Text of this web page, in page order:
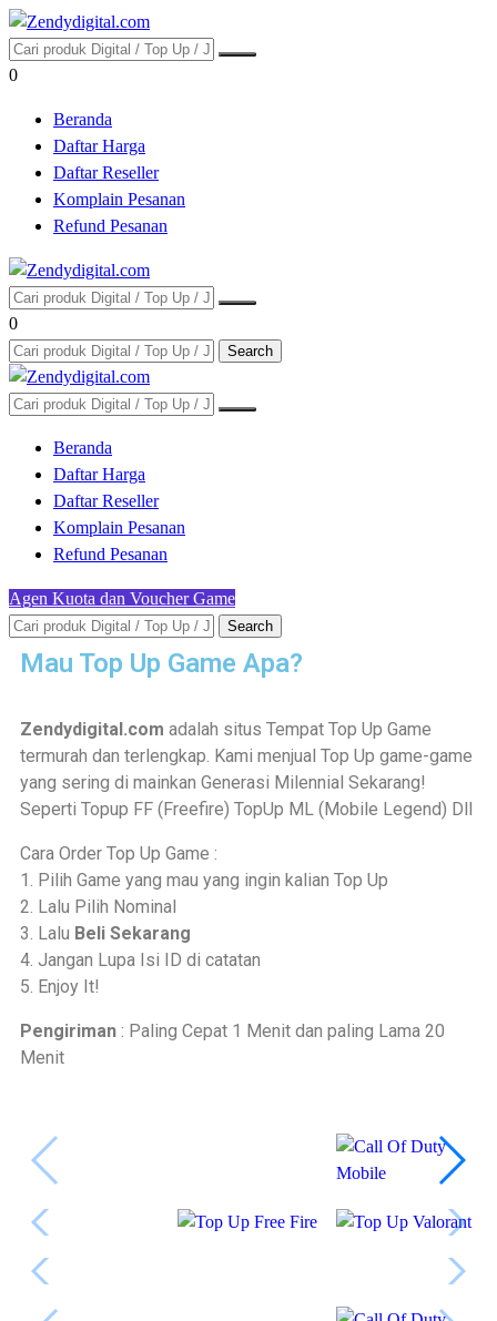
0
Beranda
Daftar Harga
Daftar Reseller
Komplain Pesanan
Refund Pesanan
0
Search
Beranda
Daftar Harga
Daftar Reseller
Komplain Pesanan
Refund Pesanan
Agen Kuota dan Voucher Game
Search
Mau Top Up Game Apa?
Zendydigital.com adalah situs Tempat Top Up Game
termurah dan terlengkap. Kami menjual Top Up game-game
yang sering di mainkan Generasi Milennial Sekarang!
Seperti Topup FF (Freefire) TopUp ML (Mobile Legend) Dll
Cara Order Top Up Game :
1. Pilih Game yang mau yang ingin kalian Top Up
2. Lalu Pilih Nominal
3. Lalu Beli Sekarang
4. Jangan Lupa Isi ID di catatan
5. Enjoy It!
Pengiriman : Paling Cepat 1 Menit dan paling Lama 20
Menit